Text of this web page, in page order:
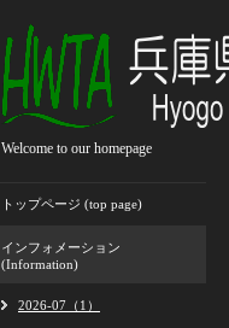
Welcome to our homepage
トップページ (top page)
インフォメーション
(Information)
2026-07（1）